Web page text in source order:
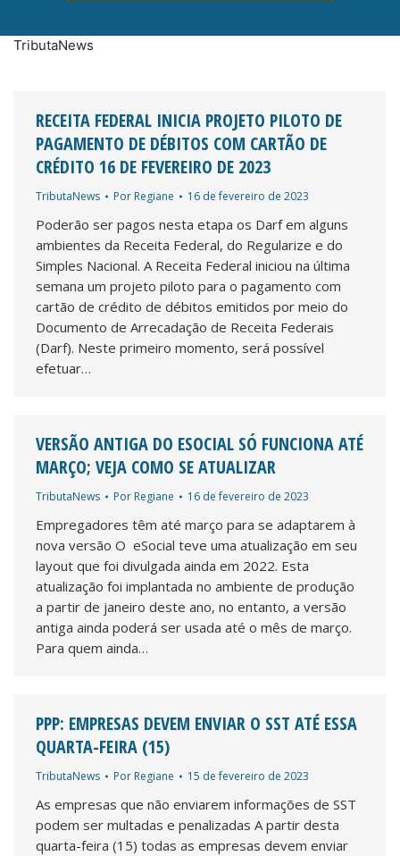
TributaNews
RECEITA FEDERAL INICIA PROJETO PILOTO DE
PAGAMENTO DE DÉBITOS COM CARTÃO DE
CRÉDITO 16 DE FEVEREIRO DE 2023
TributaNews Por Regiane 16 de fevereiro de 2023
Poderão ser pagos nesta etapa os Darf em alguns
ambientes da Receita Federal, do Regularize e do
Simples Nacional. A Receita Federal iniciou na última
semana um projeto piloto para o pagamento com
cartão de crédito de débitos emitidos por meio do
Documento de Arrecadação de Receita Federais
(Darf). Neste primeiro momento, será possível
efetuar…
VERSÃO ANTIGA DO ESOCIAL SÓ FUNCIONA ATÉ
MARÇO; VEJA COMO SE ATUALIZAR
TributaNews Por Regiane 16 de fevereiro de 2023
Empregadores têm até março para se adaptarem à
nova versão O eSocial teve uma atualização em seu
layout que foi divulgada ainda em 2022. Esta
atualização foi implantada no ambiente de produção
a partir de janeiro deste ano, no entanto, a versão
antiga ainda poderá ser usada até o mês de março.
Para quem ainda…
PPP: EMPRESAS DEVEM ENVIAR O SST ATÉ ESSA
QUARTA-FEIRA (15)
TributaNews Por Regiane 15 de fevereiro de 2023
As empresas que não enviarem informações de SST
podem ser multadas e penalizadas A partir desta
quarta-feira (15) todas as empresas devem enviar